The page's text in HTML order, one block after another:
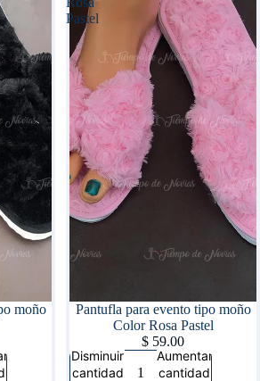
moño
Pastel
Pantufla para evento tipo moño
Color Rosa Pastel
$ 59.00
Disminuir
cantidad
Aumentar
cantidad